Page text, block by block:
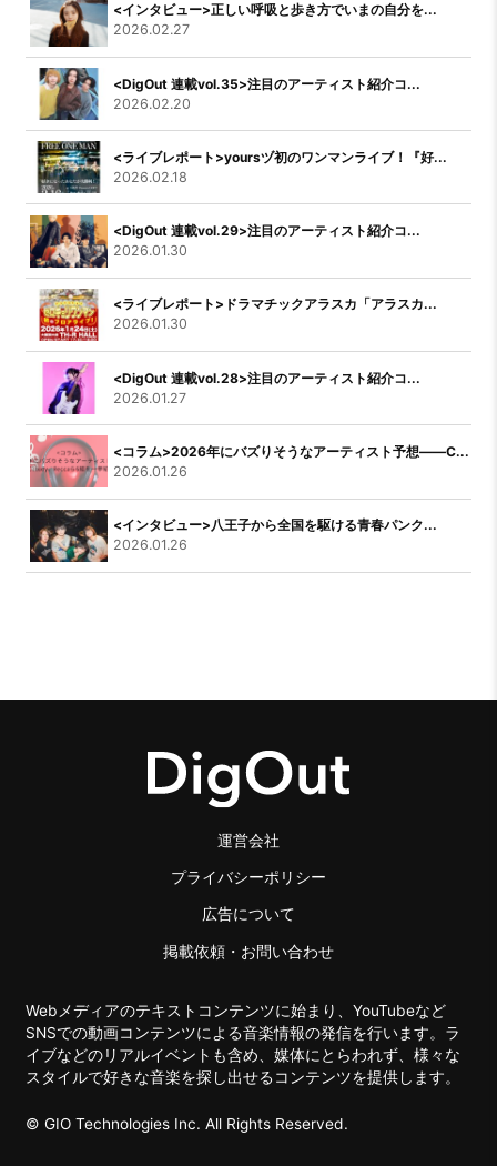
<インタビュー>正しい呼吸と歩き方でいまの自分を...
2026.02.27
<DigOut 連載vol.35>注目のアーティスト紹介コ...
2026.02.20
<ライブレポート>yoursヅ初のワンマンライブ！『好...
2026.02.18
<DigOut 連載vol.29>注目のアーティスト紹介コ...
2026.01.30
<ライブレポート>ドラマチックアラスカ「アラスカ...
2026.01.30
<DigOut 連載vol.28>注目のアーティスト紹介コ...
2026.01.27
<コラム>2026年にバズりそうなアーティスト予想――C...
2026.01.26
<インタビュー>八王子から全国を駆ける青春パンク...
2026.01.26
運営会社
プライバシーポリシー
広告について
掲載依頼・お問い合わせ
Webメディアのテキストコンテンツに始まり、YouTubeなど
SNSでの動画コンテンツによる音楽情報の発信を行います。ラ
イブなどのリアルイベントも含め、媒体にとらわれず、様々な
スタイルで好きな音楽を探し出せるコンテンツを提供します。
© GIO Technologies Inc. All Rights Reserved.